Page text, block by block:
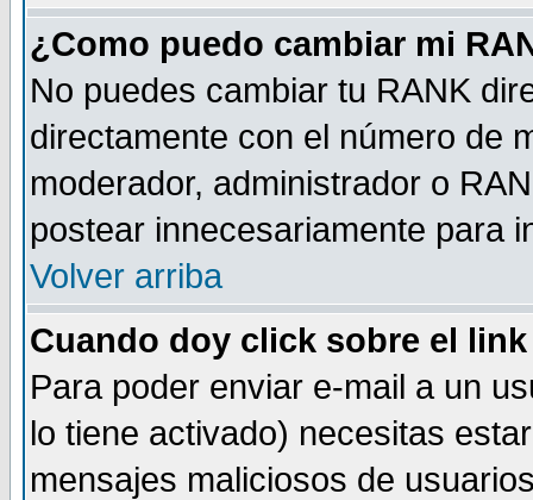
¿Como puedo cambiar mi
No puedes cambiar tu RANK
directamente con el número de
moderador, administrador o
postear innecesariamente para
Volver arriba
Cuando doy click sobre el
Para poder enviar e-mail a un
lo tiene activado) necesitas
mensajes maliciosos de